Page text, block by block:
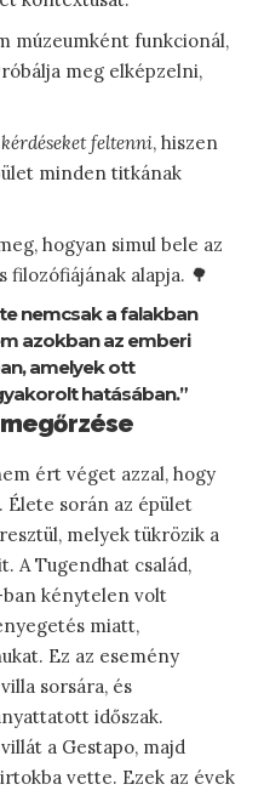
múzeumként funkcionál,
meg elképzelni,
kérdéseket feltenni, hiszen
minden titkának
hogyan simul bele az
filozófiájának alapja. 🌳
nemcsak a falakban
azokban az emberi
amelyek ott
hatásában.”
ért véget azzal, hogy
Élete során az épület
melyek tükrözik a
A Tugendhat család,
ban kénytelen volt
miatt,
Ez az esemény
sorsára, és
időszak.
a Gestapo, majd
vette. Ezek az évek